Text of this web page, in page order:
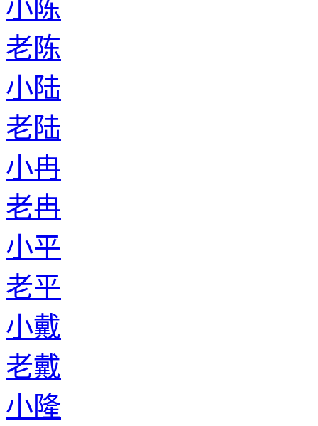
小陈
老陈
小陆
老陆
小冉
老冉
小平
老平
小戴
老戴
小隆